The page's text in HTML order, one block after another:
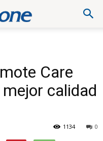
Care
calidad
0
1134